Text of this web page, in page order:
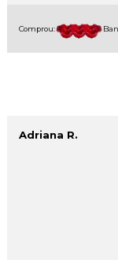
Comprou:
Adriana R.